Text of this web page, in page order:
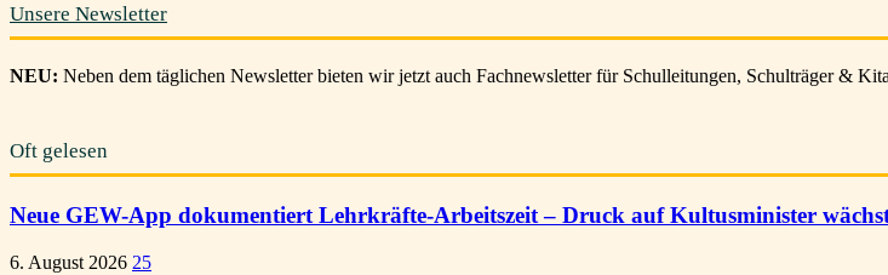
Unsere Newsletter
NEU: Neben dem täglichen Newsletter bieten wir jetzt auch Fachnewsletter für Schulleitungen, Schulträger &
Oft gelesen
Neue GEW-App dokumentiert Lehrkräfte-Arbeitszeit – Druck auf Kultusminister
6. August 2026 25